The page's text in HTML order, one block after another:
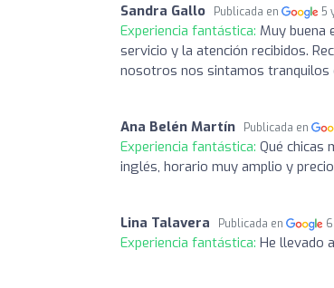
Sandra Gallo Publicada en 5
Experiencia fantástica: Muy buena
servicio y la atención recibidos.
nosotros nos sintamos tranquilos
Ana Belén Martín Publicada en
Experiencia fantástica: Qué chicas
inglés, horario muy amplio y
Lina Talavera Publicada en
Experiencia fantástica: He llevado